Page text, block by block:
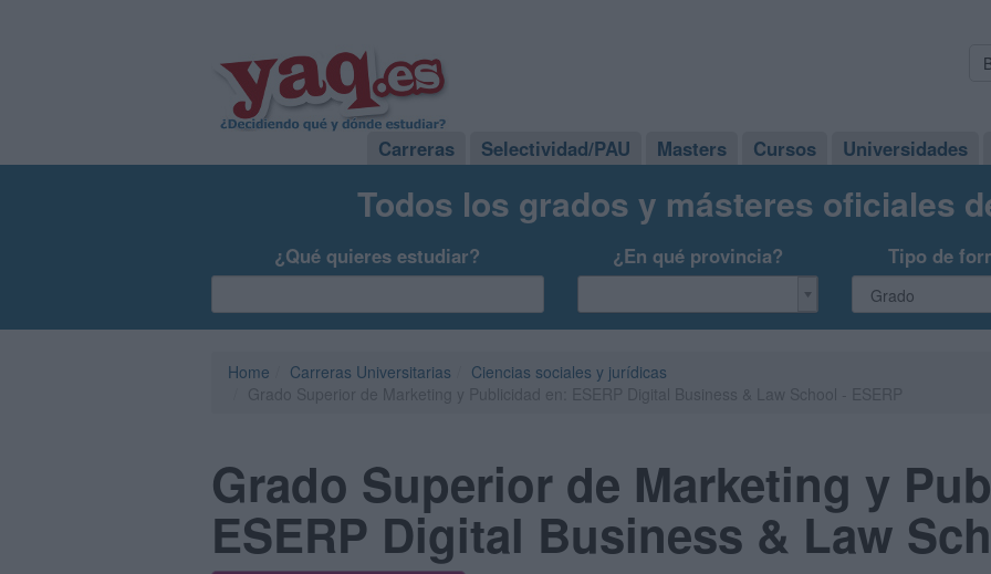
Carreras Selectividad/PAU Masters Cursos Universidades
Todos los grados y másteres oficiales
¿Qué quieres estudiar? ¿En qué provincia? Tipo de
Home Carreras Universitarias
Ciencias sociales y jurídicas
Grado Superior de Marketing y
ESERP Digital Business & Law